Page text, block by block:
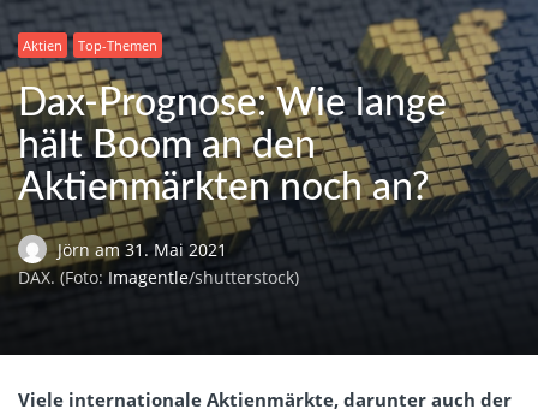
Aktien Top-Themen
Dax-Prognose: Wie lange
hält Boom an den
Aktienmärkten noch an?
Jörn am 31. Mai 2021
DAX. (Foto: Imagentle/shutterstock)
Viele internationale Aktienmärkte, darunter auch der